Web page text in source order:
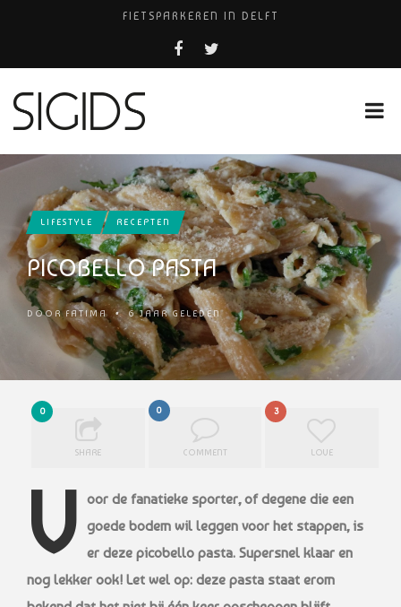
FIETSPARKEREN IN DELFT
PIZZERIA POMPEÏ ￼
COCKTAILS ON THE SPOT!
LIFESTYLE RECEPTEN
PICOBELLO PASTA
DOOR FATIMA •6 JAAR GELEDEN
0
SHARE
0
COMMENT
3
LOVE
V oor de fanatieke sporter, of degene die een
goede bodem wil leggen voor het stappen, is
er deze picobello pasta. Supersnel klaar en
nog lekker ook! Let wel op: deze pasta staat erom